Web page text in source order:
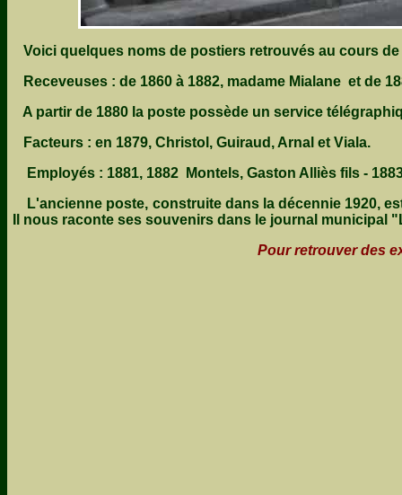
Voici quelques noms de postiers retrouvés au cours
Receveuses : de 1860 à 1882, madame Mialane et de
A partir de 1880 la poste possède un service
Facteurs : en 1879, Christol, Guiraud, Arnal et Viala.
Employés : 1881, 1882 Montels, Gaston Alliès fils -
L'ancienne poste, construite dans la décennie 1920,
Il nous raconte ses souvenirs dans le journal municipal
Pour retrouver des